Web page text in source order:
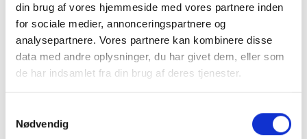
din brug af vores hjemmeside med vores partnere inden
for sociale medier, annonceringspartnere og
analysepartnere. Vores partnere kan kombinere disse
data med andre oplysninger, du har givet dem, eller som
de har indsamlet fra din brug af deres tjenester.
Nødvendig
Naturprodukt – variationer forekommer
Granit er et naturmateriale, og variationer i farve og
struktur forekommer. Billeder og farveprøver er
vejledende.